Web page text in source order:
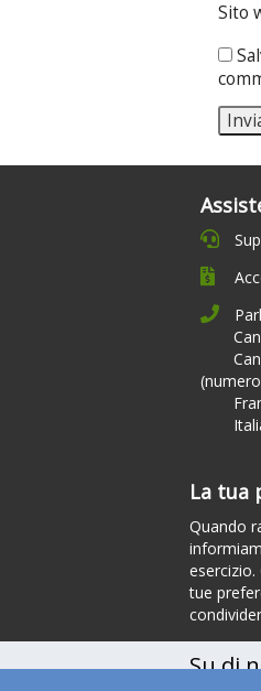
Sito
La tua
Quando
tue
Su di